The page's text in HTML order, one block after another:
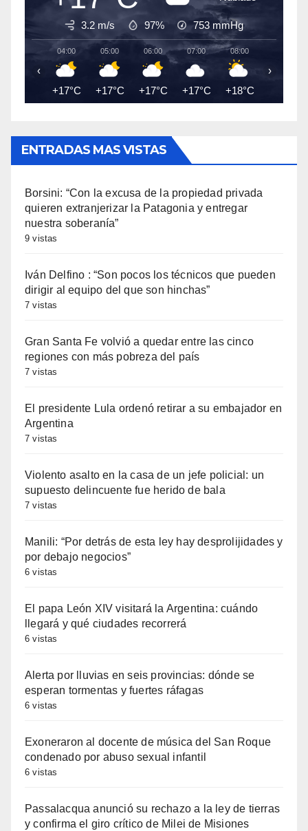
3.2 m/s 97% 753 mmHg
04:00
+17°C
05:00
+17°C
06:00
+17°C
07:00
+17°C
08:00
+18°C
‹ ›
ENTRADAS MAS VISTAS
Borsini: “Con la excusa de la propiedad privada
quieren extranjerizar la Patagonia y entregar
nuestra soberanía”
9 vistas
Iván Delfino : “Son pocos los técnicos que pueden
dirigir al equipo del que son hinchas”
7 vistas
Gran Santa Fe volvió a quedar entre las cinco
regiones con más pobreza del país
7 vistas
El presidente Lula ordenó retirar a su embajador en
Argentina
7 vistas
Violento asalto en la casa de un jefe policial: un
supuesto delincuente fue herido de bala
7 vistas
Manili: “Por detrás de esta ley hay desprolijidades y
por debajo negocios”
6 vistas
El papa León XIV visitará la Argentina: cuándo
llegará y qué ciudades recorrerá
6 vistas
Alerta por lluvias en seis provincias: dónde se
esperan tormentas y fuertes ráfagas
6 vistas
Exoneraron al docente de música del San Roque
condenado por abuso sexual infantil
6 vistas
Passalacqua anunció su rechazo a la ley de tierras
y confirma el giro crítico de Milei de Misiones